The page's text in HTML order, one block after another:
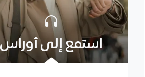
استمع إلى أوراس